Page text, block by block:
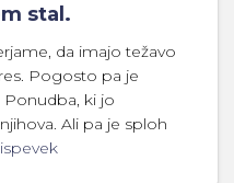
stal.
da imajo težavo
Pogosto pa je
ki jo
Ali pa je sploh